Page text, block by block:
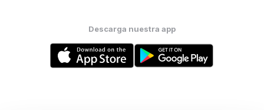
Descarga nuestra app